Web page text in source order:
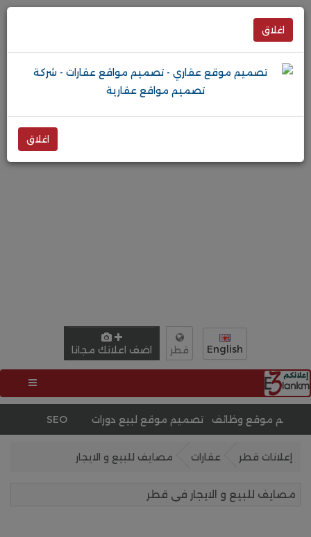
English قطر اضف اعلانك مجانا
تصميم موقع تحسين محركات البحث SEO وظائف
إعلانات قطر عقارات مصايف للبيع و الايجار
مصايف للبيع و الايجار فى قطر
اغلاق
اغلاق